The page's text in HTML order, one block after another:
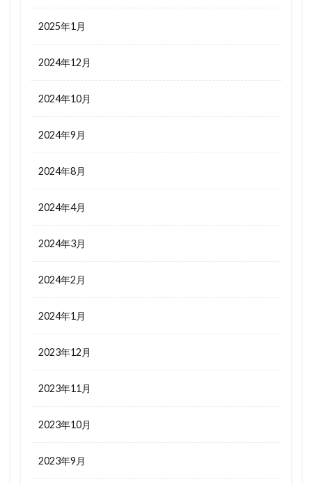
2025年1月
2024年12月
2024年10月
2024年9月
2024年8月
2024年4月
2024年3月
2024年2月
2024年1月
2023年12月
2023年11月
2023年10月
2023年9月